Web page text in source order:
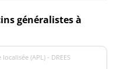
généralistes à
(APL) - DREES